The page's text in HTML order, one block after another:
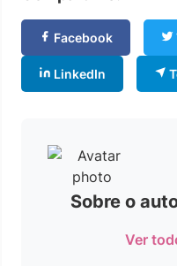
Facebook
LinkedIn
Sobre o
Ver